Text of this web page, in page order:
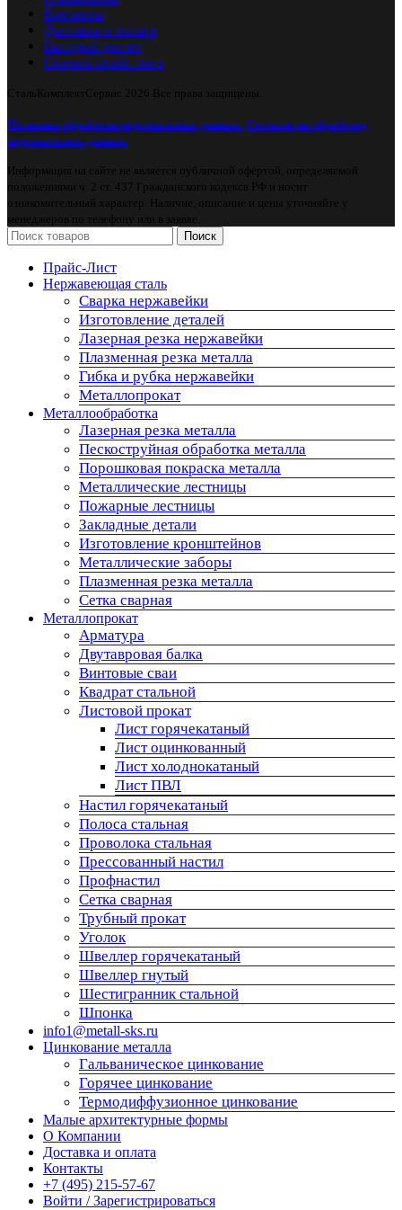
Контакты
Доставка и оплата
Быстрый расчет
Скачать прайс-лист
СтальКомплектСервис 2026 Все права защищены.
Политика обработки персональных данных. Согласие на обработку
персональных данных
Информация на сайте не является публичной офертой, определяемой
положениями ч. 2 ст. 437 Гражданского кодекса РФ и носит
ознакомительный характер. Наличие, описание и цены уточняйте у
менеджеров по телефону или в заявке.
Поиск
Прайс-Лист
Нержавеющая сталь
Сварка нержавейки
Изготовление деталей
Лазерная резка нержавейки
Плазменная резка металла
Гибка и рубка нержавейки
Металлопрокат
Металлообработка
Лазерная резка металла
Пескоструйная обработка металла
Порошковая покраска металла
Металлические лестницы
Пожарные лестницы
Закладные детали
Изготовление кронштейнов
Металлические заборы
Плазменная резка металла
Сетка сварная
Металлопрокат
Арматура
Двутавровая балка
Винтовые сваи
Квадрат стальной
Листовой прокат
Лист горячекатаный
Лист оцинкованный
Лист холоднокатаный
Лист ПВЛ
Настил горячекатаный
Полоса стальная
Проволока стальная
Прессованный настил
Профнастил
Сетка сварная
Трубный прокат
Уголок
Швеллер горячекатаный
Швеллер гнутый
Шестигранник стальной
Шпонка
info1@metall-sks.ru
Цинкование металла
Гальваническое цинкование
Горячее цинкование
Термодиффузионное цинкование
Малые архитектурные формы
О Компании
Доставка и оплата
Контакты
+7 (495) 215-57-67
Войти / Зарегистрироваться